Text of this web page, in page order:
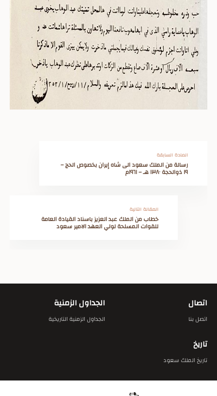
المادة السابقة
رسالة من ⁧‫الملك سعود‬⁩ الى شاه إيران بخصوص الحج –
‫١٩ ‫ذوالحجة‬ ١٣٨٠ هـ – ١٩٦١م
المقالة التالية
خطاب من الملك عبد العزيز باسناد القيادة العامة
للقوات المسلحة لولي العهد الامير سعود
اتصال
اتصل بنا
الجداول الزمنية
الجداول الزمنية التاريخية
تاريخ
تاريخ الملك سعود